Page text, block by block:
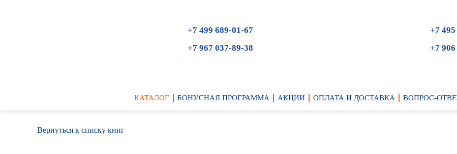
+7 499 689-01-67
+7 967 037-89-38
+7
+7
КАТАЛОГ БОНУСНАЯ ПРОГРАММА АКЦИИ ОПЛАТА И ДОСТАВКА ВОПРОС-
Вернуться к списку книг